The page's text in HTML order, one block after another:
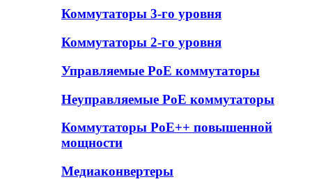
Коммутаторы 3-го уровня
Коммутаторы 2-го уровня
Управляемые PoE коммутаторы
Неуправляемые PoE коммутаторы
Коммутаторы PoE++ повышенной
мощности
Медиаконвертеры